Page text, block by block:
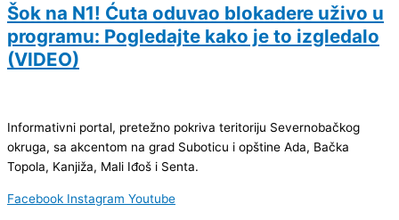
Šok na N1! Ćuta oduvao blokadere uživo u
programu: Pogledajte kako je to izgledalo
(VIDEO)
Informativni portal, pretežno pokriva teritoriju Severnobačkog
okruga, sa akcentom na grad Suboticu i opštine Ada, Bačka
Topola, Kanjiža, Mali Iđoš i Senta.
Facebook Instagram Youtube